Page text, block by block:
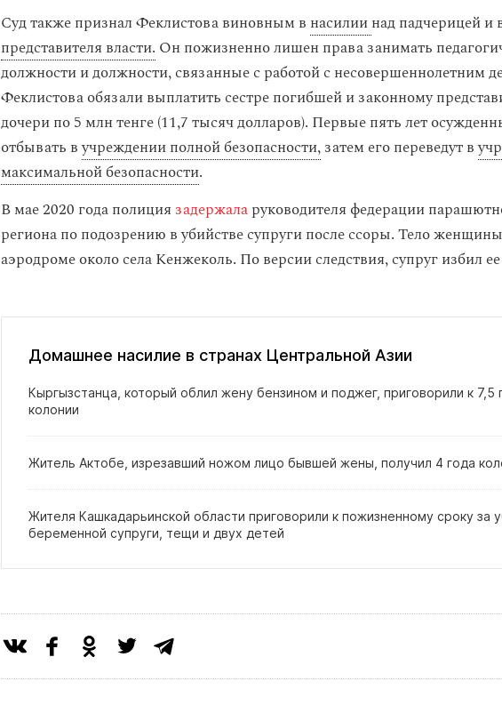
Суд также признал Феклистова виновным в насилиинад падчерицей и
представителя власти. Он пожизненно лишен права занимать
должности и должности, связанные с работой с несовершеннолетним
Феклистова обязали выплатить сестре погибшей и законному
дочери по 5 млн тенге (11,7 тысяч долларов). Первые пять лет
отбывать вучреждении полной безопасности,затем его переведут в
максимальной безопасности.
В мае 2020 года полиция задержаларуководителя федерации
региона по подозрению в убийстве супруги после ссоры. Тело
аэродроме около села Кенжеколь. По версии следствия, супруг избил
Домашнее насилие в странах Центральной Азии
Кыргызстанца, который облил жену бензином и поджег, приговорили к 7,5
колонии
Житель Актобе, изрезавший ножом лицо бывшей жены, получил 4 года
Жителя Кашкадарьинской области приговорили к пожизненному сроку за
беременной супруги, тещи и двух детей